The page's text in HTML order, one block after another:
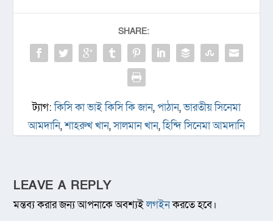
SHARE:
ট্যাগ:কিসি কা ভাই কিসি কি জান,পাঠান,ভারতীয় সিনেমা
আমদানি,শাহরুখ খান,সালমান খান,হিন্দি সিনেমা আমদানি
LEAVE A REPLY
মন্তব্য করার জন্য আপনাকে অবশ্যইলগইনকরতে হবে।